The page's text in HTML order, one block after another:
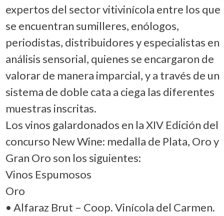
expertos del sector vitivinícola entre los que
se encuentran sumilleres, enólogos,
periodistas, distribuidores y especialistas en
análisis sensorial, quienes se encargaron de
valorar de manera imparcial, y a través de un
sistema de doble cata a ciega las diferentes
muestras inscritas.
Los vinos galardonados en la XIV Edición del
concurso New Wine: medalla de Plata, Oro y
Gran Oro son los siguientes:
Vinos Espumosos
Oro
• Alfaraz Brut – Coop. Vinícola del Carmen.